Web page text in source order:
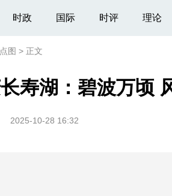
时政 国际 时评 理论
图 > 正文
寿湖：碧波万顷
2025-10-28 16:32